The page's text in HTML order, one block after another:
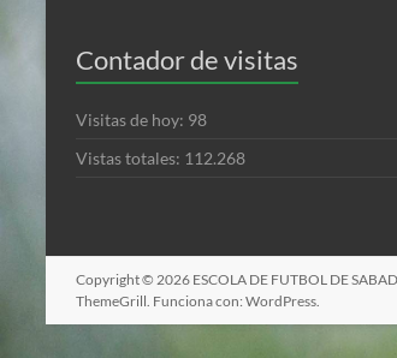
Contador de visitas
Visitas de hoy: 98
Vistas totales: 112.268
Copyright © 2026 ESCOLA DE FUTBOL DE
ThemeGrill. Funciona con: WordPress.